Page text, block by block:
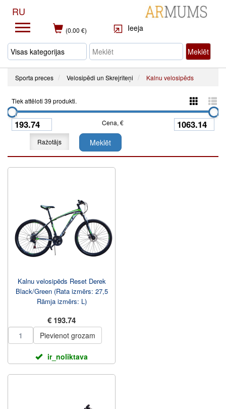
RU
(0.00 €) Ieeja
Meklēt
Sporta preces Velosipēdi un Skrejriteņi Kalnu velosipēds
Tiek attēloti 39 produkti.
Cena, €
Ražotājs Meklēt
Kalnu velosipēds Reset Derek
Black/Green (Rata izmērs: 27,5
Rāmja izmērs: L)
€ 193.74
Pievienot grozam
ir_noliktava